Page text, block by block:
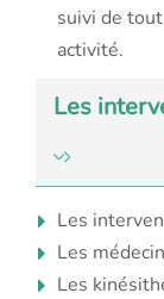
suivi de
activité.
Les
Les
Les
Les